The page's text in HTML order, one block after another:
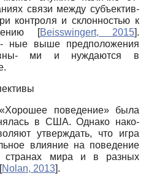
связи между субъектив-
контроля и склонностью к
[Beisswingert, 2015].
ные выше предположения
ми и нуждаются в
поведение» была
в США. Однако нако-
утверждать, что игра
влияние на поведение
странах мира и в разных
[Nolan, 2013].